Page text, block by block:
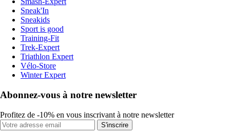
Sneak'In
Sneakids
Sport is good
Training-Fit
Trek-Expert
Triathlon Expert
Vélo-Store
Winter Expert
Abonnez-vous à notre newsletter
Profitez de -10% en vous inscrivant à notre newsletter
S'inscrire